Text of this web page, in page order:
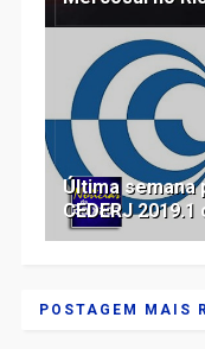
Última semana
CEDERJ
POSTAGEM MAIS